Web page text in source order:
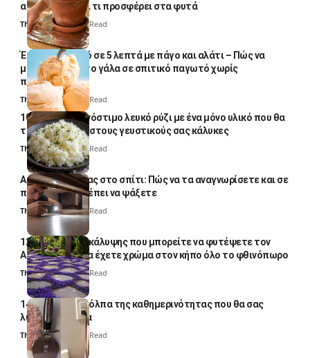
απλό κόλπο και τι προσφέρει στα φυτά
Thali Ombre4 Min Read
Έτοιμο παγωτό σε 5 λεπτά με πάγο και αλάτι – Πώς να
μετατρέψετε το γάλα σε σπιτικό παγωτό χωρίς
παγωτομηχανή
Thali Ombre 4 Min Read
10 φορές ποιο νόστιμο λευκό ρύζι με ένα μόνο υλικό που θα
το απογειώσει στους γευστικούς σας κάλυκες
Thali Ombre4 Min Read
Αυγά κατσαρίδας στο σπίτι: Πώς να τα αναγνωρίσετε και σε
ποια σημεία πρέπει να ψάξετε
Thali Ombre4 Min Read
12 φυτά εδαφοκάλυψης που μπορείτε να φυτέψετε τον
Αύγουστο για να έχετε χρώμα στον κήπο όλο το φθινόπωρο
Thali Ombre7 Min Read
14 πανέξυπνα κόλπα της καθημερινότητας που θα σας
λύσουν τα χέρια
Thali Ombre 6 Min Read